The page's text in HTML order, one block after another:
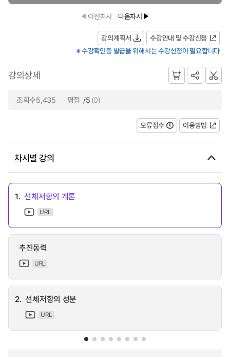
이전차시 다음차시
강의계획서
수강안내 및 수강신청
※ 수강확인증 발급을 위해서는 수강신청이 필요합니다
강의상세
조회수5,435 평점 /5 (0)
오류접수 이용방법
차시별 강의
1. 선체저항의 개론
URL
추진동력
URL
2. 선체저항의 성분
URL